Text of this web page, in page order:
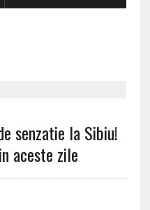
senzatie la Sibiu!
aceste zile